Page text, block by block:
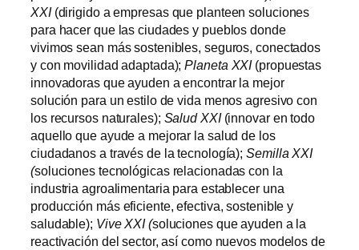
XXI (dirigido a empresas que planteen soluciones
para hacer que las ciudades y pueblos donde
vivimos sean más sostenibles, seguros, conectados
y con movilidad adaptada);Planeta XXI (propuestas
innovadoras que ayuden a encontrar la mejor
solución para un estilo de vida menos agresivo con
los recursos naturales); Salud XXI (innovar en todo
aquello que ayude a mejorar la salud de los
ciudadanos a través de la tecnología);Semilla XXI
(soluciones tecnológicas relacionadas con la
industria agroalimentaria para establecer una
producción más eficiente, efectiva, sostenible y
saludable); Vive XXI (soluciones que ayuden a la
reactivación del sector, así como nuevos modelos de